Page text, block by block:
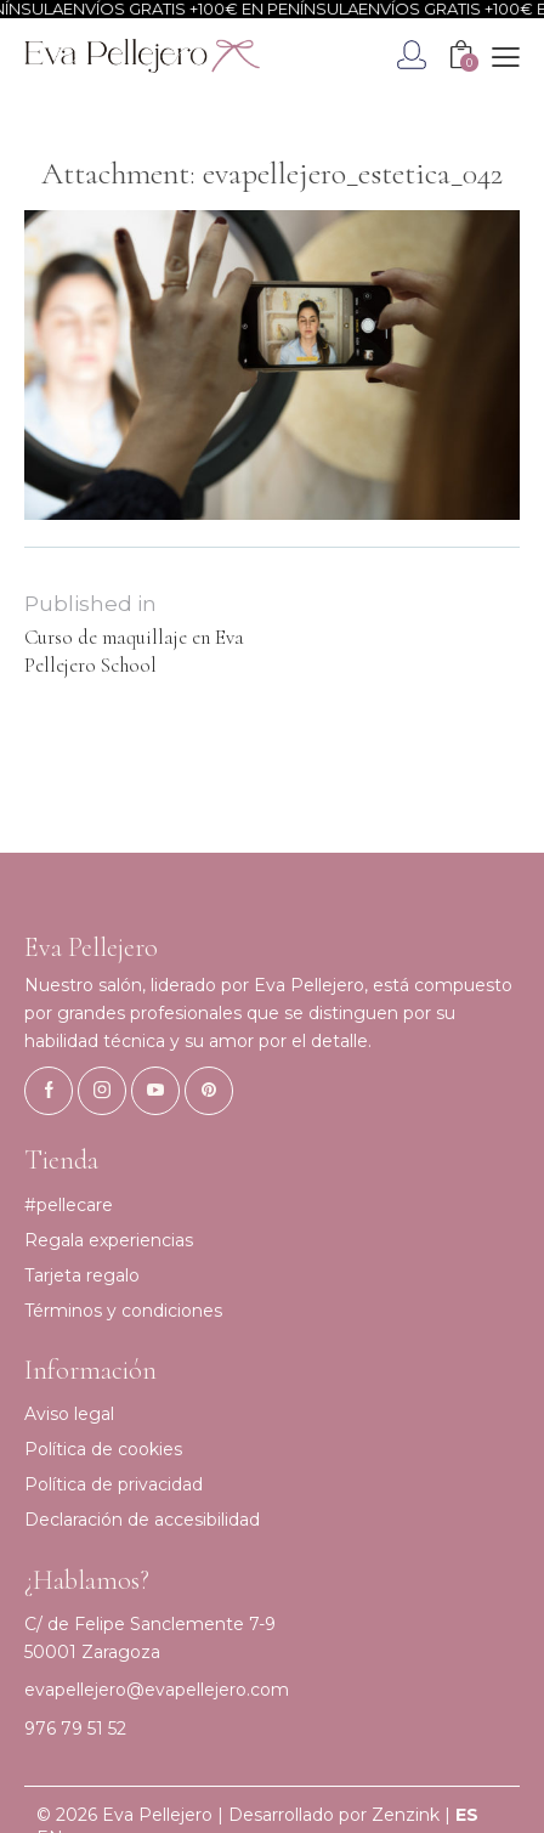
ENVÍOS GRATIS +100€ EN PENÍNSULAENVÍOS GRATIS +100€
0
Attachment: evapellejero_estetica_042
Published in
Curso de maquillaje en Eva
Pellejero School
Eva Pellejero
Nuestro salón, liderado por Eva Pellejero, está compuesto
por grandes profesionales que se distinguen por su
habilidad técnica y su amor por el detalle.
Tienda
#pellecare
Regala experiencias
Tarjeta regalo
Términos y condiciones
Información
Aviso legal
Política de cookies
Política de privacidad
Declaración de accesibilidad
¿Hablamos?
C/ de Felipe Sanclemente 7-9
50001 Zaragoza
evapellejero@evapellejero.com
976 79 51 52
© 2026 Eva Pellejero | Desarrollado por Zenzink | ES